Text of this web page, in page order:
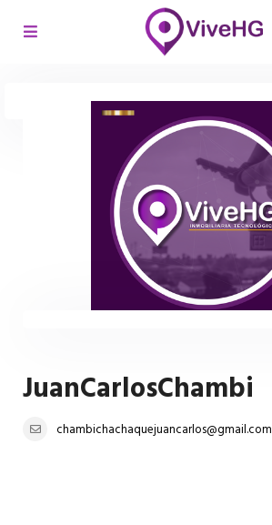
JuanCarlosChambi
chambichachaquejuancarlos@gmail.com